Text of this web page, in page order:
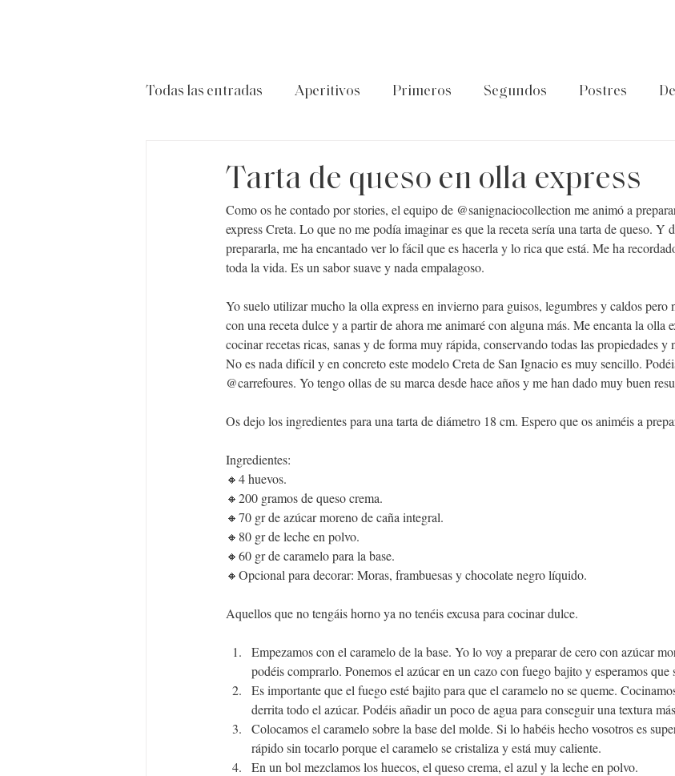
Todas las entradas Aperitivos Primeros Segundos Postres
Tarta de queso en olla express
Como os he contado por stories, el equipo de @sanignaciocollection me animó a
express Creta. Lo que no me podía imaginar es que la receta sería una tarta de queso. Y
prepararla, me ha encantado ver lo fácil que es hacerla y lo rica que está. Me ha
toda la vida. Es un sabor suave y nada empalagoso.
Yo suelo utilizar mucho la olla express en invierno para guisos, legumbres y caldos pero
con una receta dulce y a partir de ahora me animaré con alguna más. Me encanta la olla
cocinar recetas ricas, sanas y de forma muy rápida, conservando todas las propiedades y
No es nada difícil y en concreto este modelo Creta de San Ignacio es muy sencillo.
@carrefoures. Yo tengo ollas de su marca desde hace años y me han dado muy buen
Os dejo los ingredientes para una tarta de diámetro 18 cm. Espero que os animéis a
Ingredientes:
🔸4 huevos.
🔸200 gramos de queso crema.
🔸70 gr de azúcar moreno de caña integral.
🔸80 gr de leche en polvo.
🔸60 gr de caramelo para la base.
🔸Opcional para decorar: Moras, frambuesas y chocolate negro líquido.
Aquellos que no tengáis horno ya no tenéis excusa para cocinar dulce.
Empezamos con el caramelo de la base. Yo lo voy a preparar de cero con azúcar
podéis comprarlo. Ponemos el azúcar en un cazo con fuego bajito y esperamos que
Es importante que el fuego esté bajito para que el caramelo no se queme.
derrita todo el azúcar. Podéis añadir un poco de agua para conseguir una textura
Colocamos el caramelo sobre la base del molde. Si lo habéis hecho vosotros es
rápido sin tocarlo porque el caramelo se cristaliza y está muy caliente.
En un bol mezclamos los huecos, el queso crema, el azul y la leche en polvo.